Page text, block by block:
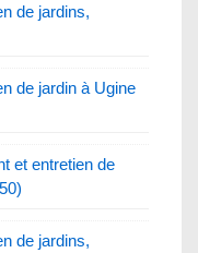
de jardins,
de jardin à Ugine
et entretien de
de jardins,